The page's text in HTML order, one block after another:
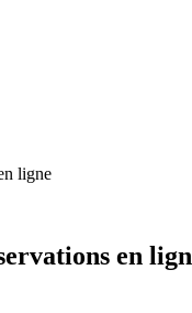
ligne
en